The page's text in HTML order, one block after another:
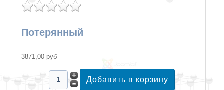
Потерянный
3871,00 руб